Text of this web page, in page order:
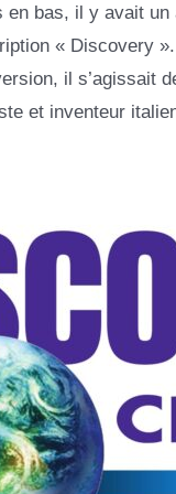
bas, il y avait
« Discovery
il s’agissait
et inventeur